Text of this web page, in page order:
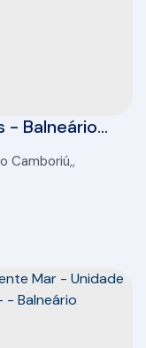
- Balneário
privativos
Camboriú,